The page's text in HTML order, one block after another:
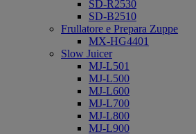
SD-R2530
SD-B2510
Frullatore e Prepara Zuppe
MX-HG4401
Slow Juicer
MJ-L501
MJ-L500
MJ-L600
MJ-L700
MJ-L800
MJ-L900